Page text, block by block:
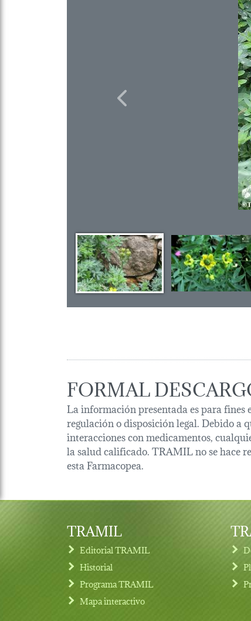
Previous
FORMAL
La información presentada es para fines
regulación o disposición legal. Debido a
interacciones con medicamentos,
la salud calificado. TRAMIL no se hace
esta Farmacopea.
Footer menu
TRAMIL
Editorial TRAMIL
Historial
Programa TRAMIL
Mapa interactivo